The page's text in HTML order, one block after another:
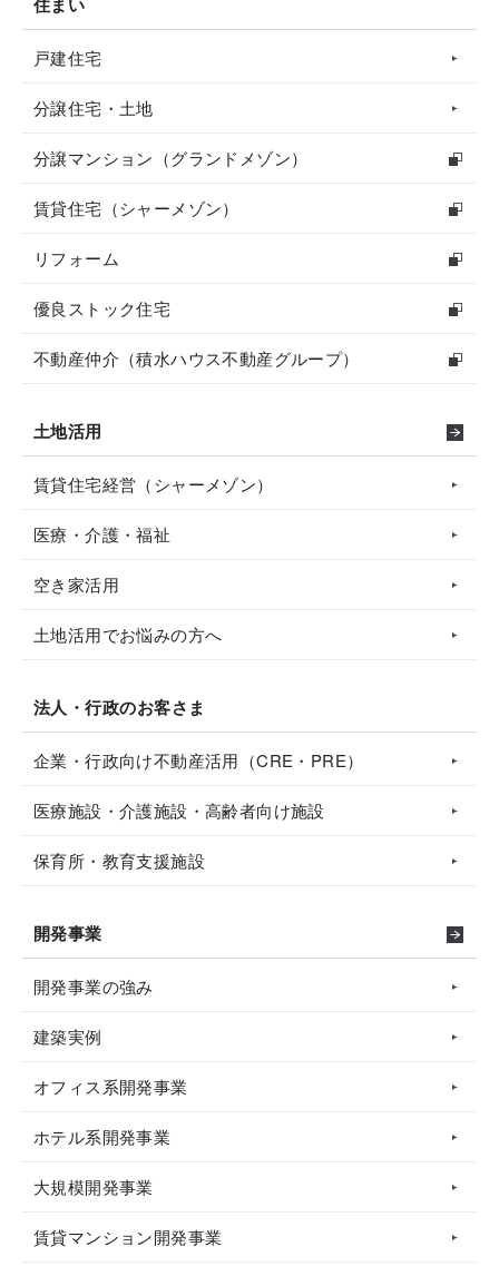
戸建住宅
分譲住宅・土地
分譲マンション（グランドメゾン）
賃貸住宅（シャーメゾン）
リフォーム
優良ストック住宅
不動産仲介（積水ハウス不動産グループ）
土地活用
賃貸住宅経営（シャーメゾン）
医療・介護・福祉
空き家活用
土地活用でお悩みの方へ
法人・行政のお客さま
企業・行政向け不動産活用（CRE・PRE）
医療施設・介護施設・高齢者向け施設
保育所・教育支援施設
開発事業
開発事業の強み
建築実例
オフィス系開発事業
ホテル系開発事業
大規模開発事業
賃貸マンション開発事業